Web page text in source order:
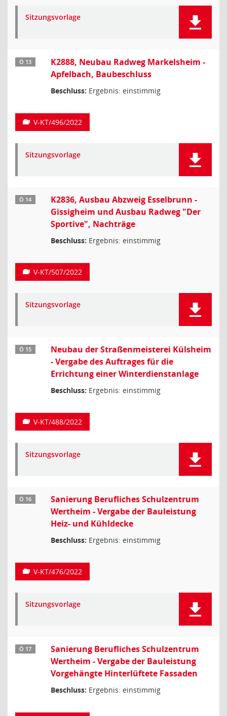
Sitzungsvorlage
Ö 13
K2888, Neubau Radweg Markelsheim -
Apfelbach, Baubeschluss
Beschluss: Ergebnis: einstimmig
V-KT/496/2022
Sitzungsvorlage
Ö 14
K2836, Ausbau Abzweig Esselbrunn -
Gissigheim und Ausbau Radweg "Der
Sportive", Nachträge
Beschluss: Ergebnis: einstimmig
V-KT/507/2022
Sitzungsvorlage
Ö 15
Neubau der Straßenmeisterei Külsheim
- Vergabe des Auftrages für die
Errichtung einer Winterdienstanlage
Beschluss: Ergebnis: einstimmig
V-KT/488/2022
Sitzungsvorlage
Ö 16
Sanierung Berufliches Schulzentrum
Wertheim - Vergabe der Bauleistung
Heiz- und Kühldecke
Beschluss: Ergebnis: einstimmig
V-KT/476/2022
Sitzungsvorlage
Ö 17
Sanierung Berufliches Schulzentrum
Wertheim - Vergabe der Bauleistung
Vorgehängte Hinterlüftete Fassaden
Beschluss: Ergebnis: einstimmig